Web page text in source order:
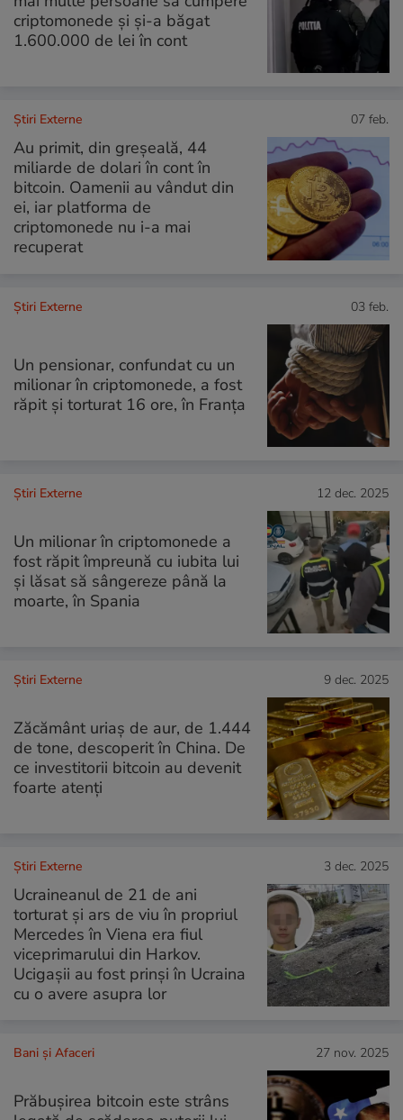
criptomonede și și-a băgat
1.600.000 de lei în cont
Știri Externe 07 feb.
Au primit, din greşeală, 44
miliarde de dolari în cont în
bitcoin. Oamenii au vândut din
ei, iar platforma de
criptomonede nu i-a mai
recuperat
Știri Externe 03 feb.
Un pensionar, confundat cu un
milionar în criptomonede, a fost
răpit și torturat 16 ore, în Franța
Știri Externe 12 dec. 2025
Un milionar în criptomonede a
fost răpit împreună cu iubita lui
și lăsat să sângereze până la
moarte, în Spania
Știri Externe 9 dec. 2025
Zăcământ uriaș de aur, de 1.444
de tone, descoperit în China. De
ce investitorii bitcoin au devenit
foarte atenți
Știri Externe 3 dec. 2025
Ucraineanul de 21 de ani
torturat și ars de viu în propriul
Mercedes în Viena era fiul
viceprimarului din Harkov.
Ucigașii au fost prinși în Ucraina
cu o avere asupra lor
Bani și Afaceri 27 nov. 2025
Prăbușirea bitcoin este strâns